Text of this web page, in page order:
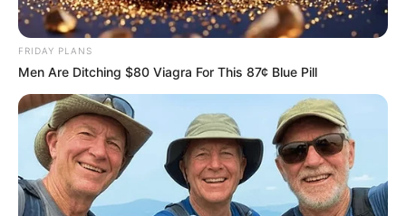
Surgeons: This Simple Method Ends Joint Pain &
Arthritis! Try It!
FORGE BODY
FRIDAY PLANS
Men Are Ditching $80 Viagra For This 87¢ Blue Pill